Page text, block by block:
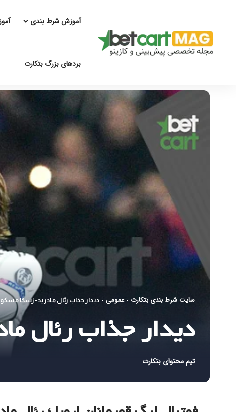
آموزش شرط بندی
بردهای بزرگ بتکارت
سایت شرط بندی بتکارت - عمومی - دیدار جذاب رئال مادرید- زسکا مسکو
دیدار جذاب رئال
تیم محتوای بتکارت